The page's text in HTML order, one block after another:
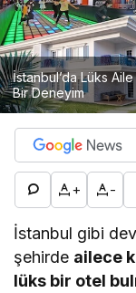
İstanbul’da Lüks
Bir Deneyim
+ -
İstanbul gibi
şehirde ailece
lüks bir otel